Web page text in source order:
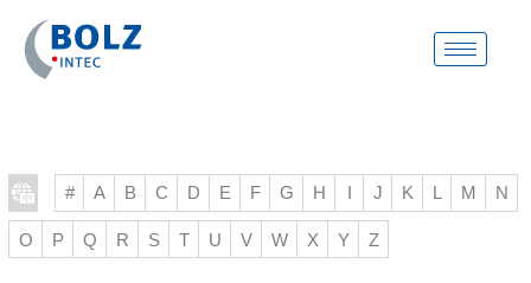
content
# A B C D E F G H I J K L M N
O P Q R S T U V W X Y Z